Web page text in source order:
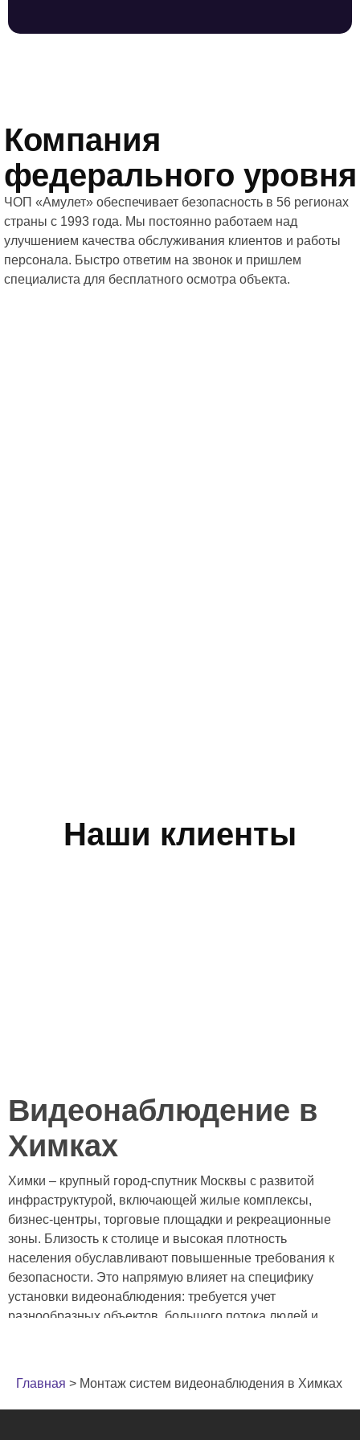
Компания
федерального уровня
ЧОП «Амулет» обеспечивает безопасность в 56 регионах
страны с 1993 года. Мы постоянно работаем над
улучшением качества обслуживания клиентов и работы
персонала. Быстро ответим на звонок и пришлем
специалиста для бесплатного осмотра объекта.
Наши клиенты
Видеонаблюдение в
Химках
Химки – крупный город-спутник Москвы с развитой
инфраструктурой, включающей жилые комплексы,
бизнес-центры, торговые площадки и рекреационные
зоны. Близость к столице и высокая плотность
населения обуславливают повышенные требования к
безопасности. Это напрямую влияет на специфику
установки видеонаблюдения: требуется учет
разнообразных объектов, большого потока людей и
изображения и надежную защиту от вандализма.
Главная > Монтаж систем видеонаблюдения в Химках